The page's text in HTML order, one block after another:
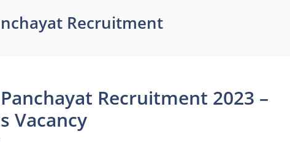
Recruitment
Recruitment 2023 –
Vacancy